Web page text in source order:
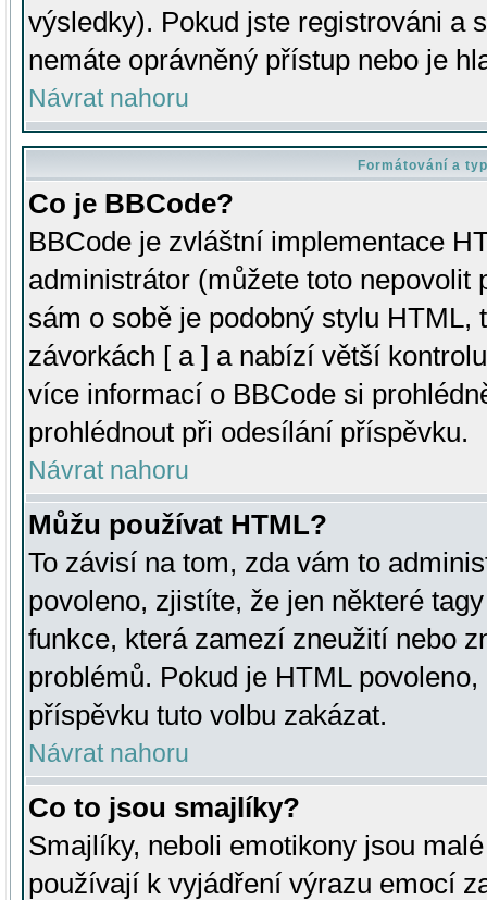
výsledky). Pokud jste registrováni a
nemáte oprávněný přístup nebo je
Návrat nahoru
Formátování a
Co je BBCode?
BBCode je zvláštní implementace
administrátor (můžete toto
sám o sobě je podobný stylu HTML,
závorkách [ a ] a nabízí větší
více informací o BBCode si
prohlédnout při odesílání příspěvku.
Návrat nahoru
Můžu používat HTML?
To závisí na tom, zda vám to
povoleno, zjistíte, že jen některé
funkce, která zamezí zneužití nebo
problémů. Pokud je HTML
příspěvku tuto volbu zakázat.
Návrat nahoru
Co to jsou smajlíky?
Smajlíky, neboli emotikony jsou
používají k vyjádření výrazu emocí